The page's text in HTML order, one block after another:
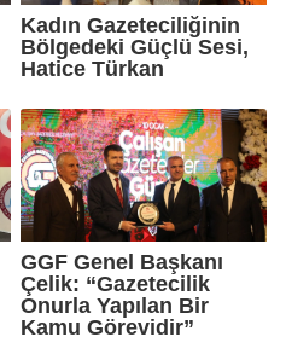
Kadın Gazeteciliğinin
Bölgedeki Güçlü Sesi,
Hatice Türkan
GGF Genel Başkanı
Çelik: “Gazetecilik
Onurla Yapılan Bir
Kamu Görevidir”